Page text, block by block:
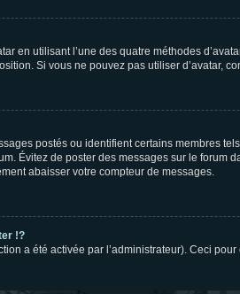
en utilisant l’une des quatre méthodes
Si vous ne pouvez pas utiliser d’avatar,
postés ou identifient certains membres
Évitez de poster des messages sur le
abaisser votre compteur de messages.
!?
a été activée par l’administrateur). Ceci